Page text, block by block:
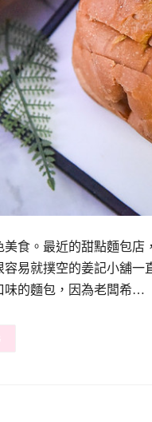
食。最近的甜點麵包
易就撲空的姜記小舖
味的麵包，因為老闆希…